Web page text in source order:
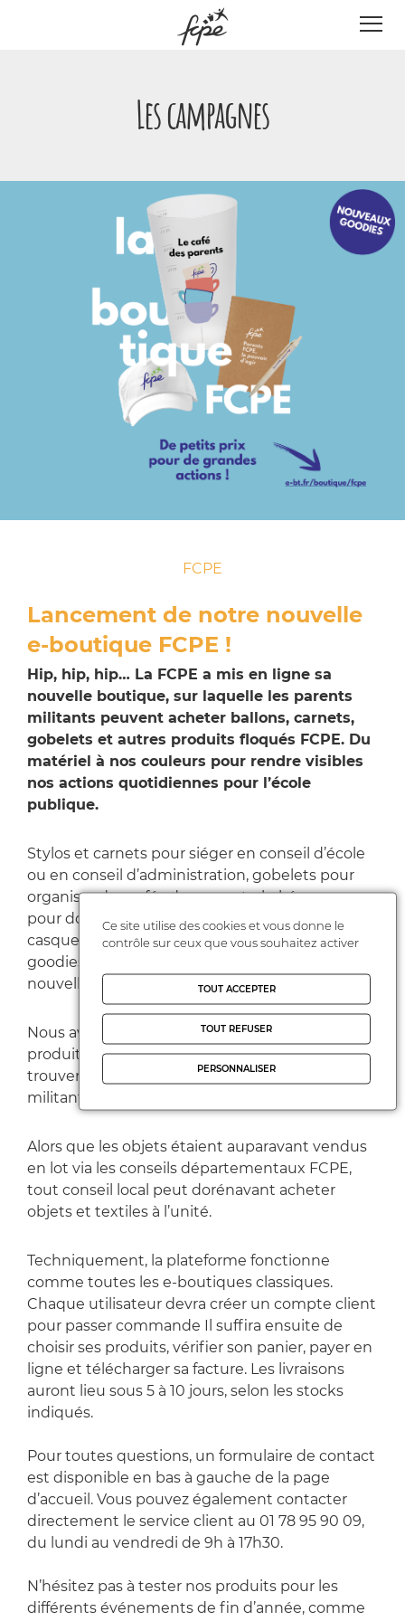
Les campagnes
FCPE
Lancement de notre nouvelle
e-boutique FCPE !
Hip, hip, hip… La FCPE a mis en ligne sa
nouvelle boutique, sur laquelle les parents
militants peuvent acheter ballons, carnets,
gobelets et autres produits floqués FCPE. Du
matériel à nos couleurs pour rendre visibles
nos actions quotidiennes pour l’école
publique.
Stylos et carnets pour siéger en conseil d’école
ou en conseil d’administration, gobelets pour
organiser des cafés des parents, kakémonos
pour donner plus d’envergure à nos stands,
casquettes pour les pédibus… Voilà le type de
goodies que vous pourrez commander sur la
nouvelle boutique de la FCPE.
Nous avons sélectionné avec soin les premiers
produits proposés à la vente, pour qu’ils
trouvent leur utilité dans les initiatives
militantes que les parents d’élèves organisent.
Alors que les objets étaient auparavant vendus
en lot via les conseils départementaux FCPE,
tout conseil local peut dorénavant acheter
objets et textiles à l’unité.
Techniquement, la plateforme fonctionne
comme toutes les e-boutiques classiques.
Chaque utilisateur devra créer un compte client
pour passer commande Il suffira ensuite de
choisir ses produits, vérifier son panier, payer en
ligne et télécharger sa facture. Les livraisons
auront lieu sous 5 à 10 jours, selon les stocks
indiqués.
Pour toutes questions, un formulaire de contact
est disponible en bas à gauche de la page
d’accueil. Vous pouvez également contacter
directement le service client au 01 78 95 90 09,
du lundi au vendredi de 9h à 17h30.
N’hésitez pas à tester nos produits pour les
différents événements de fin d’année, comme
Panneau de gestion des cookies
Ce site utilise des cookies et vous donne le
contrôle sur ceux que vous souhaitez activer
TOUT ACCEPTER
TOUT REFUSER
PERSONNALISER